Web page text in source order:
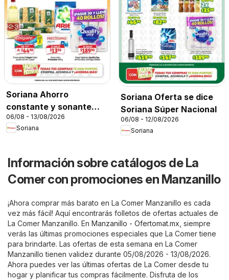
Soriana Ahorro
constante y sonante
Mercado Nacional
06/08 - 13/08/2026
Soriana
Soriana Oferta se dice
Soriana Súper Nacional
06/08 - 12/08/2026
Soriana
Información sobre catálogos de La
Comer con promociones en Manzanillo
¡Ahora comprar más barato en La Comer Manzanillo es cada
vez más fácil! Aquí encontrarás folletos de ofertas actuales de
La Comer Manzanillo. En Manzanillo - Ofertomat.mx , siempre
verás las últimas promociones especiales que La Comer tiene
para brindarte. Las ofertas de esta semana en La Comer
Manzanillo tienen validez durante 05/08/2026 - 13/08/2026.
Ahora puedes ver las últimas ofertas de La Comer desde tu
hogar y planificar tus compras fácilmente. Disfruta de los